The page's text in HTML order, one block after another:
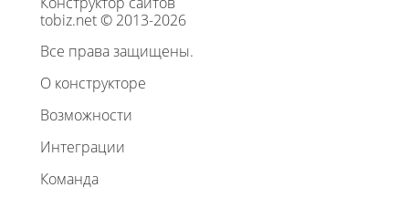
tobiz.net © 2013-2026
Все права защищены.
О конструкторе
Возможности
Интеграции
Команда